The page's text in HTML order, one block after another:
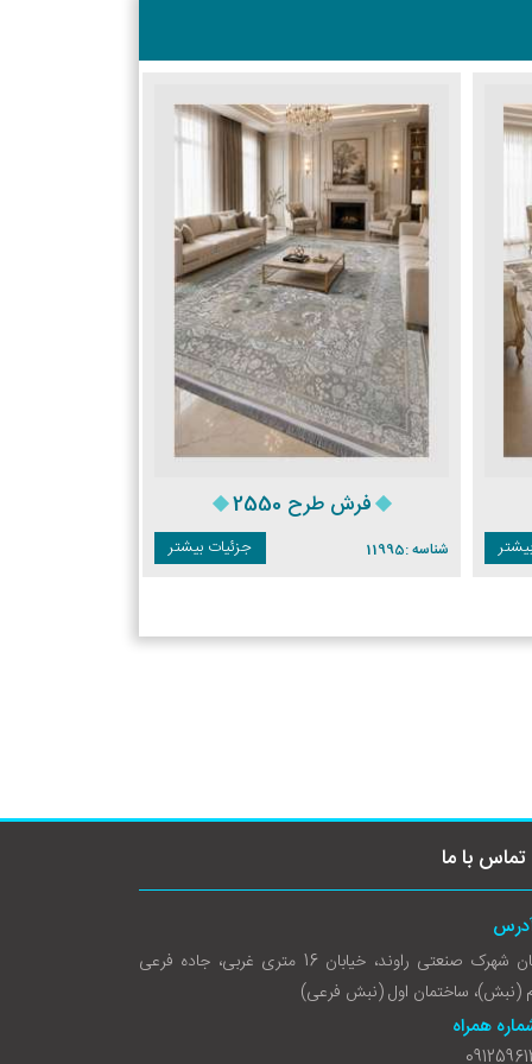
فرش طرح 2550
شناسه :11995 جزئیات بیشتر
تماس با ما
کاشان شهرک صنعتی راوند، خیابان 16 متری غربی، جاده فرعی
(نبش)، ساختمان اول (نبش فرعی)
همراه